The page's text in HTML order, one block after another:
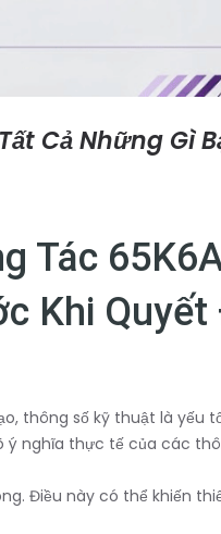
Cả Những Gì
Tác
Khi
thông số kỹ thuật là yếu
ý nghĩa thực tế của các
Điều này có thể khiến